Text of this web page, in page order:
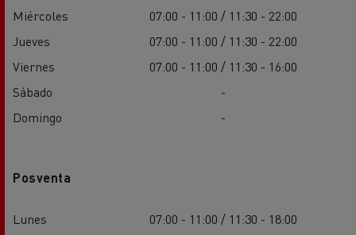
Miércoles
07:00 - 11:00 / 11:30 - 22:00
Jueves
07:00 - 11:00 / 11:30 - 22:00
Viernes
07:00 - 11:00 / 11:30 - 16:00
Sábado
-
Domingo
-
Posventa
Lunes
07:00 - 11:00 / 11:30 - 18:00